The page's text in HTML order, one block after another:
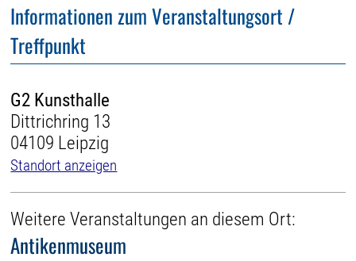
Informationen zum Veranstaltungsort /
Treffpunkt
G2 Kunsthalle
Dittrichring 13
04109 Leipzig
Standort anzeigen
Weitere Veranstaltungen an diesem Ort:
Antikenmuseum